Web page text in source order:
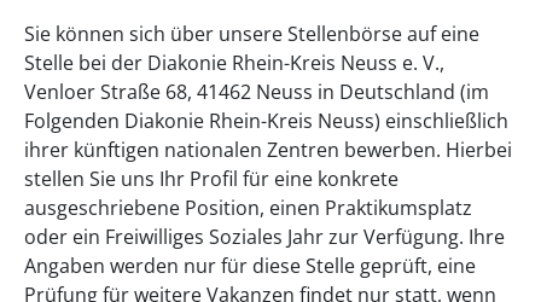
Sie können sich über unsere Stellenbörse auf eine
Stelle bei der Diakonie Rhein-Kreis Neuss e. V.,
Venloer Straße 68, 41462 Neuss in Deutschland (im
Folgenden Diakonie Rhein-Kreis Neuss) einschließlich
ihrer künftigen nationalen Zentren bewerben. Hierbei
stellen Sie uns Ihr Profil für eine konkrete
ausgeschriebene Position, einen Praktikumsplatz
oder ein Freiwilliges Soziales Jahr zur Verfügung. Ihre
Angaben werden nur für diese Stelle geprüft, eine
Prüfung für weitere Vakanzen findet nur statt, wenn